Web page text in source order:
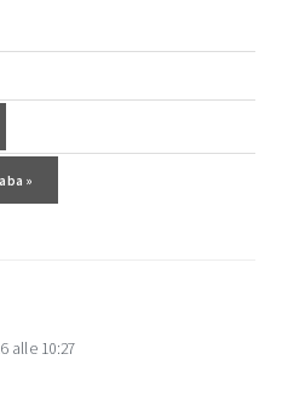
»
alle 10:27